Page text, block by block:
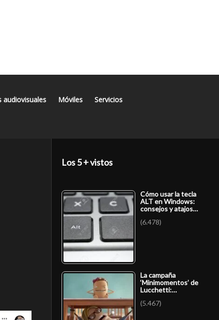
audiovisuales Móviles Servicios
Los 5 + vistos
Cómo usar la tecla
ALT en Windows:
consejos y atajos…
(6.478)
La campaña
‘Minimomentos’ de
Lucchetti:…
(5.467)